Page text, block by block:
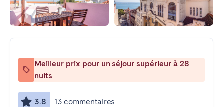
Meilleur prix pour un séjour supérieur à 28
nuits
3.8 13 commentaires